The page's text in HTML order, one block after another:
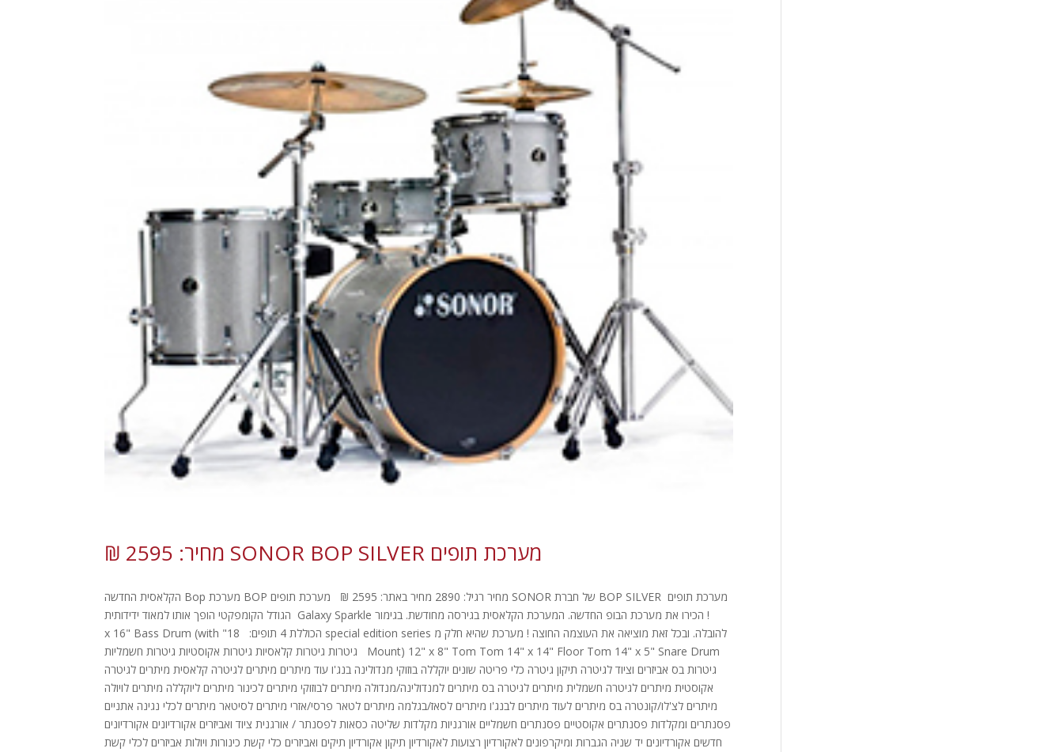
מערכת תופים SONOR BOP SILVER מחיר: 2595 ₪
מערכת תופים BOP SILVER של חברת SONOR מחיר רגיל: 2890 מחיר באתר: 2595 ₪ מערכת תופים BOP מערכת Bop הקלאסית החדשה
! הכירו את מערכת הבופ החדשה. המערכת הקלאסית בגירסה מחודשת. בגימור Galaxy Sparkle הגודל הקומפקטי הופך אותו למאוד ידידותית
להובלה. ובכל זאת מוציאה את העוצמה החוצה ! מערכת שהיא חלק מ special edition series הכוללת 4 תופים: 18" x 16" Bass Drum (with
Mount) 12" x 8" Tom Tom 14" x 14" Floor Tom 14" x 5" Snare Drum גיטרות גיטרות קלאסיות גיטרות אקוסטיות גיטרות חשמליות
גיטרות בס אביזרים וציוד לגיטרה תיקון גיטרה כלי פריטה שונים יוקללה בוזוקי מנדולינה בנג'ו עוד מיתרים מיתרים לגיטרה קלאסית מיתרים לגיטרה
אקוסטית מיתרים לגיטרה חשמלית מיתרים לגיטרה בס מיתרים למנדולינה/מנדולה מיתרים לבוזוקי מיתרים לכינור מיתרים ליוקללה מיתרים לויולה
מיתרים לצ'לו/קונטרה בס מיתרים לעוד מיתרים לבנג'ו מיתרים לסאז/בגלמה מיתרים לטאר פרסי/אזרי מיתרים לסיטאר מיתרים לכלי נגינה אתניים
פסנתרים ומקלדות פסנתרים אקוסטיים פסנתרים חשמליים אורגניות מקלדות שליטה כסאות לפסנתר / אורגנית ציוד ואביזרים אקורדיונים אקורדיונים
חדשים אקורדיונים יד שניה הגברות ומיקרפונים לאקורדיון רצועות לאקורדיון תיקון אקורדיון תיקים ואביזרים כלי קשת כינורות ויולות אביזרים לכלי קשת